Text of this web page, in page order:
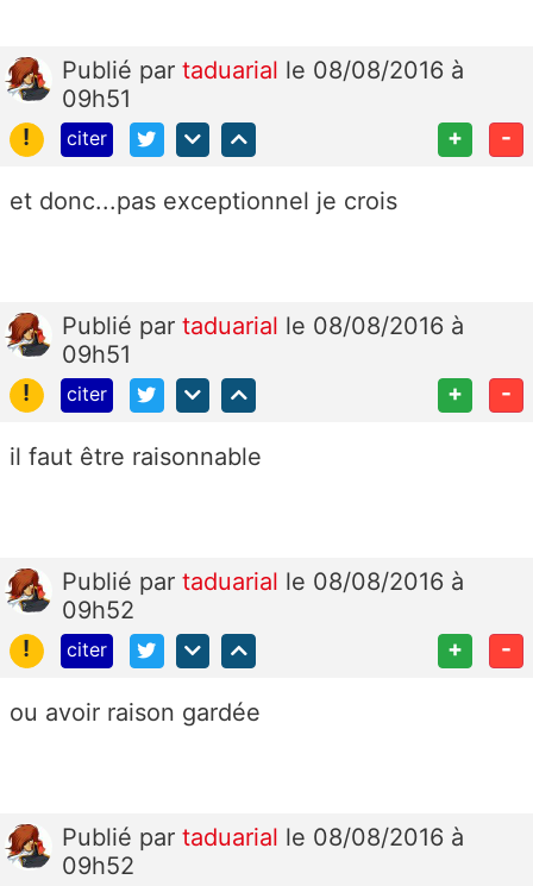
Publié par taduarial le 08/08/2016 à
09h51
!
citer + -
et donc...pas exceptionnel je crois
Publié par taduarial le 08/08/2016 à
09h51
!
citer + -
il faut être raisonnable
Publié par taduarial le 08/08/2016 à
09h52
!
citer + -
ou avoir raison gardée
Publié par taduarial le 08/08/2016 à
09h52